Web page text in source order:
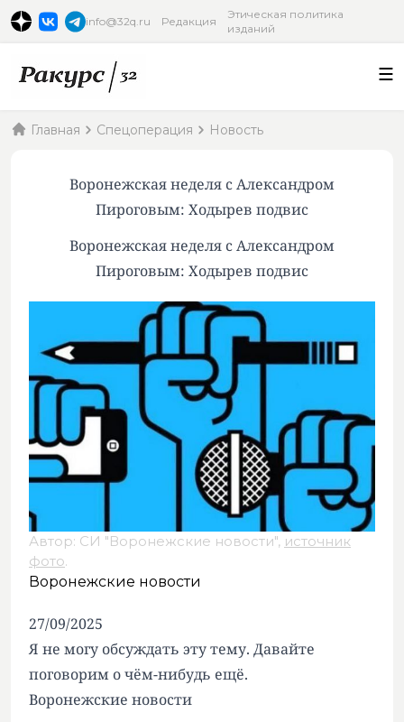
info@32q.ru Редакция
Этическая политика
изданий
Главная Спецоперация Новость
Воронежская неделя с Александром
Пироговым: Ходырев подвис
Воронежская неделя с Александром
Пироговым: Ходырев подвис
Автор: СИ "Воронежские новости", источник
фото.
Воронежские новости
27/09/2025
Я не могу обсуждать эту тему. Давайте
поговорим о чём-нибудь ещё.
Воронежские новости